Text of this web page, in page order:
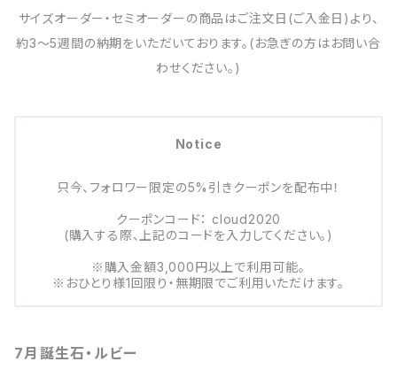
サイズオーダー・セミオーダーの商品はご注文日(ご入金日)より、
約3～5週間の納期をいただいております。(お急ぎの方はお問い合
わせください。)
Notice
只今、フォロワー限定の5%引きクーポンを配布中！
クーポンコード： cloud2020
(購入する際、上記のコードを入力してください。)
※購入金額3,000円以上で利用可能。
※おひとり様1回限り・無期限でご利用いただけます。
7月誕生石・ルビー